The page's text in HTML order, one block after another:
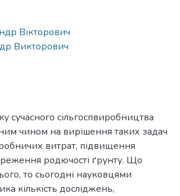
Вікторович
Викторович
сучасного сільгоспвиробництва
чином на вирішення таких задач
витрат, підвищення
родючості ґрунту. Що
то сьогодні науковцями
кількість досліджень,